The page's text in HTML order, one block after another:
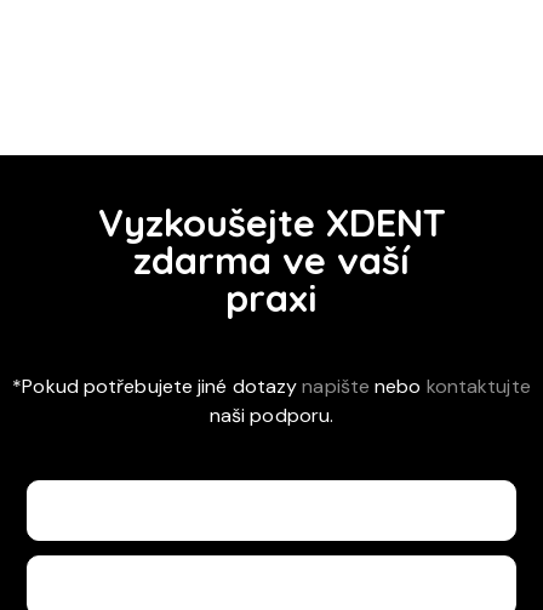
Vyzkoušejte XDENT
zdarma ve vaší
praxi
*Pokud potřebujete jiné dotazynapištenebo kontaktujte
naši podporu.